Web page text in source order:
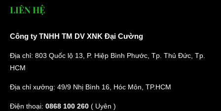
LIÊN HỆ
Công ty TNHH TM DV XNK Đại Cường
Địa chỉ: 803 Quốc lộ 13, P. Hiệp Bình Phước, Tp. Thủ Đức, Tp.
HCM
Địa chỉ xưởng: 49/9 Nhị Bình 16, Hóc Môn, TP.HCM
Điện thoại: 0868 100 260 ( Uyên )